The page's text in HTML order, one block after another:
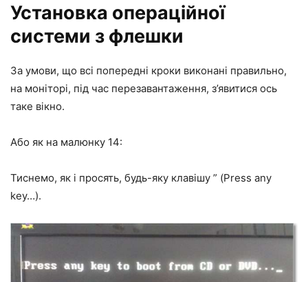
Установка операційної
системи з флешки
За умови, що всі попередні кроки виконані правильно,
на моніторі, під час перезавантаження, з’явитися ось
таке вікно.
Або як на малюнку 14:
Тиснемо, як і просять, будь-яку клавішу ” (Press any
key…).